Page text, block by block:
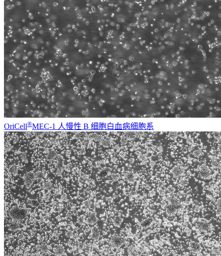
OriCell®MEC-1 人慢性 B 细胞白血病细胞系